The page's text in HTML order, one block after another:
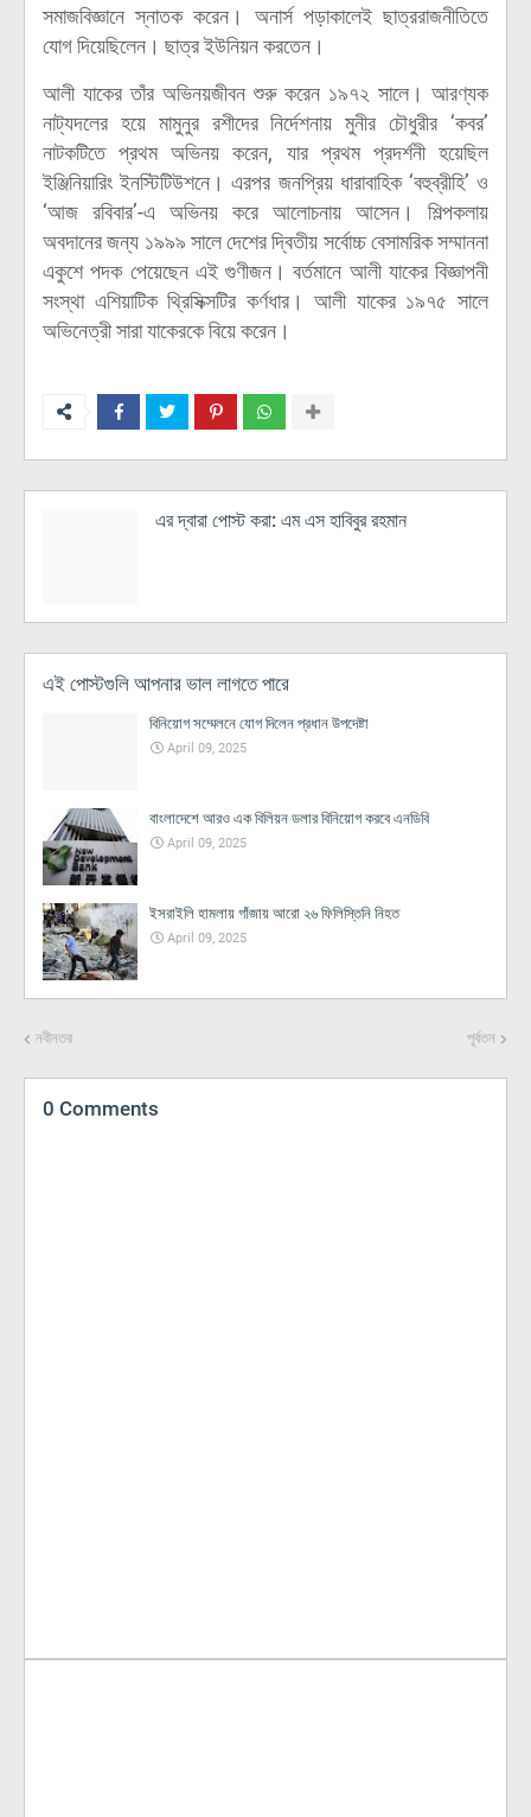
সমাজবিজ্ঞানে স্নাতক করেন। অনার্স পড়াকালেই ছাত্ররাজনীতিতে
যোগ দিয়েছিলেন। ছাত্র ইউনিয়ন করতেন।
আলী যাকের তাঁর অভিনয়জীবন শুরু করেন ১৯৭২ সালে। আরণ্যক
নাট্যদলের হয়ে মামুনুর রশীদের নির্দেশনায় মুনীর চৌধুরীর ‘কবর’
নাটকটিতে প্রথম অভিনয় করেন, যার প্রথম প্রদর্শনী হয়েছিল
ইঞ্জিনিয়ারিং ইনস্টিটিউশনে। এরপর জনপ্রিয় ধারাবাহিক ‘বহুব্রীহি’ ও
‘আজ রবিবার’-এ অভিনয় করে আলোচনায় আসেন। শিল্পকলায়
অবদানের জন্য ১৯৯৯ সালে দেশের দ্বিতীয় সর্বোচ্চ বেসামরিক সম্মাননা
একুশে পদক পেয়েছেন এই গুণীজন। বর্তমানে আলী যাকের বিজ্ঞাপনী
সংস্থা এশিয়াটিক থ্রিসিক্সটির কর্ণধার। আলী যাকের ১৯৭৫ সালে
অভিনেত্রী সারা যাকেরকে বিয়ে করেন।
এর দ্বারা পোস্ট করা: এম এস হাবিবুর রহমান
এই পোস্টগুলি আপনার ভাল লাগতে পারে
বিনিয়োগ সম্মেলনে যোগ দিলেন প্রধান উপদেষ্টা
April 09, 2025
বাংলাদেশে আরও এক বিলিয়ন ডলার বিনিয়োগ করবে এনডিবি
April 09, 2025
ইসরাইলি হামলায় গাঁজায় আরো ২৬ ফিলিস্তিনি নিহত
April 09, 2025
নবীনতর পূর্বতন
0 Comments